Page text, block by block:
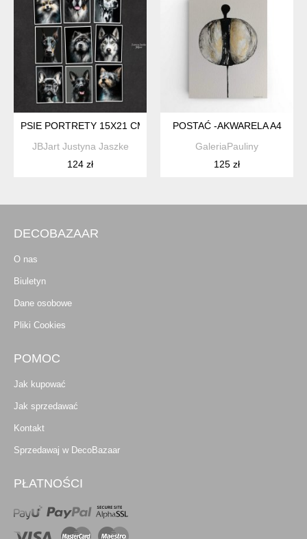
PSIE PORTRETY 15X21 CM - ZESTAW 9 GRAFIK
JBJart Justyna Jaszke
124 zł
POSTAĆ -AKWARELA A4
GaleriaPauliny
125 zł
DECOBAZAAR
O nas
Biuletyn
Dane osobowe
Pliki Cookies
POMOC
Jak kupować
Jak sprzedawać
Kontakt
Sprzedawaj w DecoBazaar
PŁATNOŚCI